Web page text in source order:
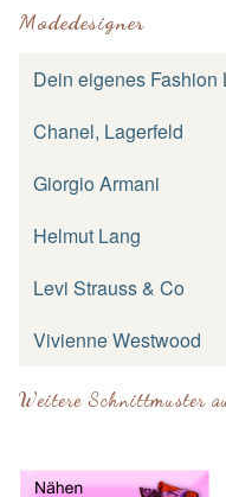
Modedesigner
Dein eigenes Fashion
Chanel, Lagerfeld
Giorgio Armani
Helmut Lang
Levi Strauss & Co
Vivienne Westwood
Weitere Schnittmuster